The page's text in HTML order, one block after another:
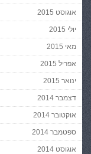
אוגוסט 2015
יולי 2015
מאי 2015
אפריל 2015
ינואר 2015
דצמבר 2014
אוקטובר 2014
ספטמבר 2014
אוגוסט 2014